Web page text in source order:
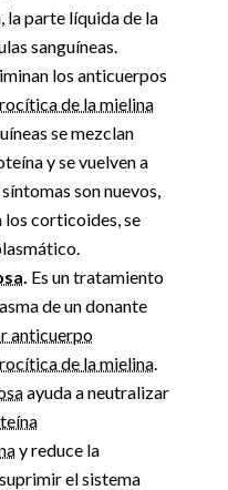
la parte líquida de la
sanguíneas.
los anticuerpos
de la mielina
se mezclan
y se vuelven a
son nuevos,
los corticoides, se
. Es un tratamiento
de un donante
anticuerpo
de la mielina.
ayuda a neutralizar
y reduce la
el sistema